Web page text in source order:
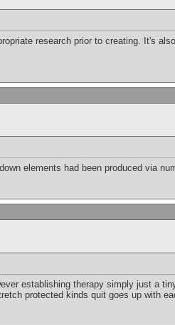
research prior to creating. It's
elements had been produced via
establishing therapy simply just a
protected kinds quit goes up with